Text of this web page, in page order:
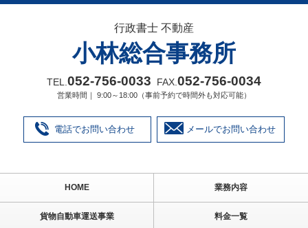
行政書士 不動産
小林総合事務所
TEL. 052‐756‐0033 FAX. 052‐756‐0034
営業時間｜ 9:00～18:00（事前予約で時間外も対応可能）
電話でお問い合わせ メールでお問い合わせ
HOME 業務内容
貨物自動車運送事業 料金一覧